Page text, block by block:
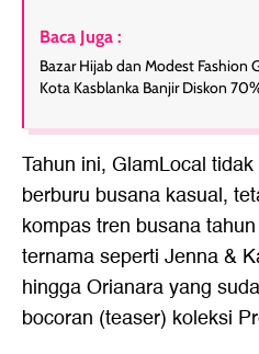
Baca Juga :
Bazar Hijab dan Modest Fashion
Kota Kasblanka Banjir Diskon
Tahun ini, GlamLocal
berburu busana kasual,
kompas tren busana
ternama seperti Jenna &
hingga Orianara yang
bocoran (teaser) koleksi